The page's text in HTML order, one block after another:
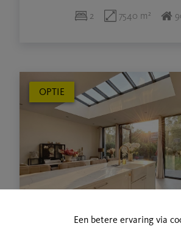
Een betere ervaring via
2 7540 m²
OPTIE